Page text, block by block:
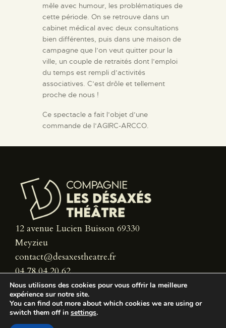
mêle avec humour, les problématiques de
cette période. On se retrouve dans un
cabinet médical avec deux consultations
bien différentes, puis dans une maison de
campagne que l’on veut quitter pour la
ville, un couple de retraités dont l’emploi
du temps est rempli d’activités
associatives. C’est drôle et tellement
proche de nous !
Ce spectacle a fait l’objet d’une
commande de l’AGIRC-ARCCO.
12 avenue Lucien Buisson 69330
Meyzieu
contact@desaxestheatre.fr
04 78 04 20 62
Nous utilisons des cookies pour vous offrir la meilleure
expérience sur notre site.
You can find out more about which cookies we are using or
switch them off in settings.